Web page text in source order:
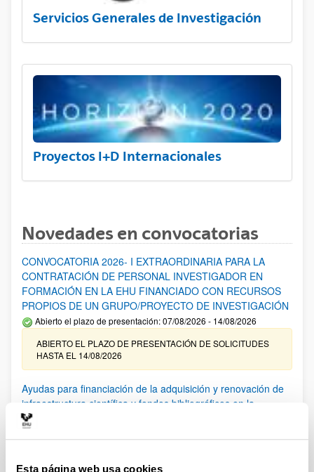
Esta página web usa cookies
Servicios Generales de Investigación
Proyectos I+D Internacionales
Novedades en convocatorias
CONVOCATORIA 2026- I EXTRAORDINARIA PARA LA
CONTRATACIÓN DE PERSONAL INVESTIGADOR EN
FORMACIÓN EN LA EHU FINANCIADO CON RECURSOS
PROPIOS DE UN GRUPO/PROYECTO DE INVESTIGACIÓN
Abierto el plazo de presentación: 07/08/2026 - 14/08/2026
ABIERTO EL PLAZO DE PRESENTACIÓN DE SOLICITUDES
HASTA EL 14/08/2026
Ayudas para financiación de la adquisición y renovación de
infraestructura científica y fondos bibliográficos en la
UPV/EHU 2026
solicitudes admitidas y excluidas. 23/03/2026: Relación